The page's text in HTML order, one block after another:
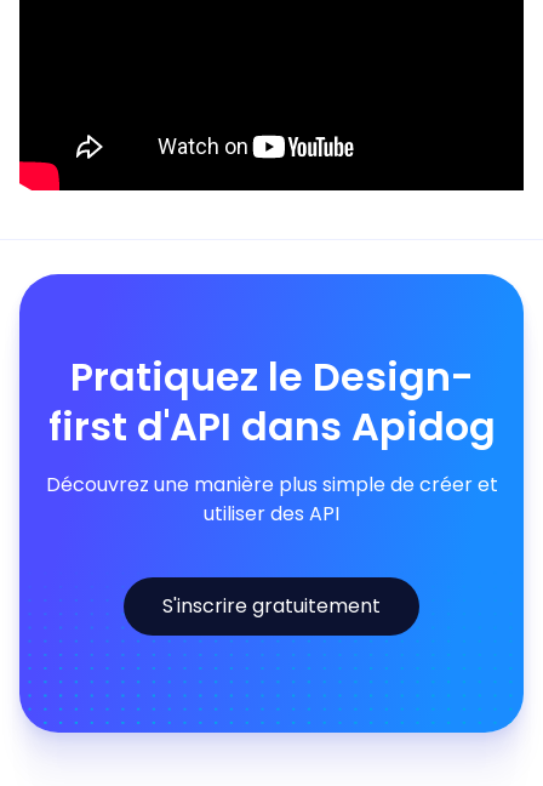
Pratiquez le Design-
first d'API dans Apidog
Découvrez une manière plus simple de créer et
utiliser des API
S'inscrire gratuitement